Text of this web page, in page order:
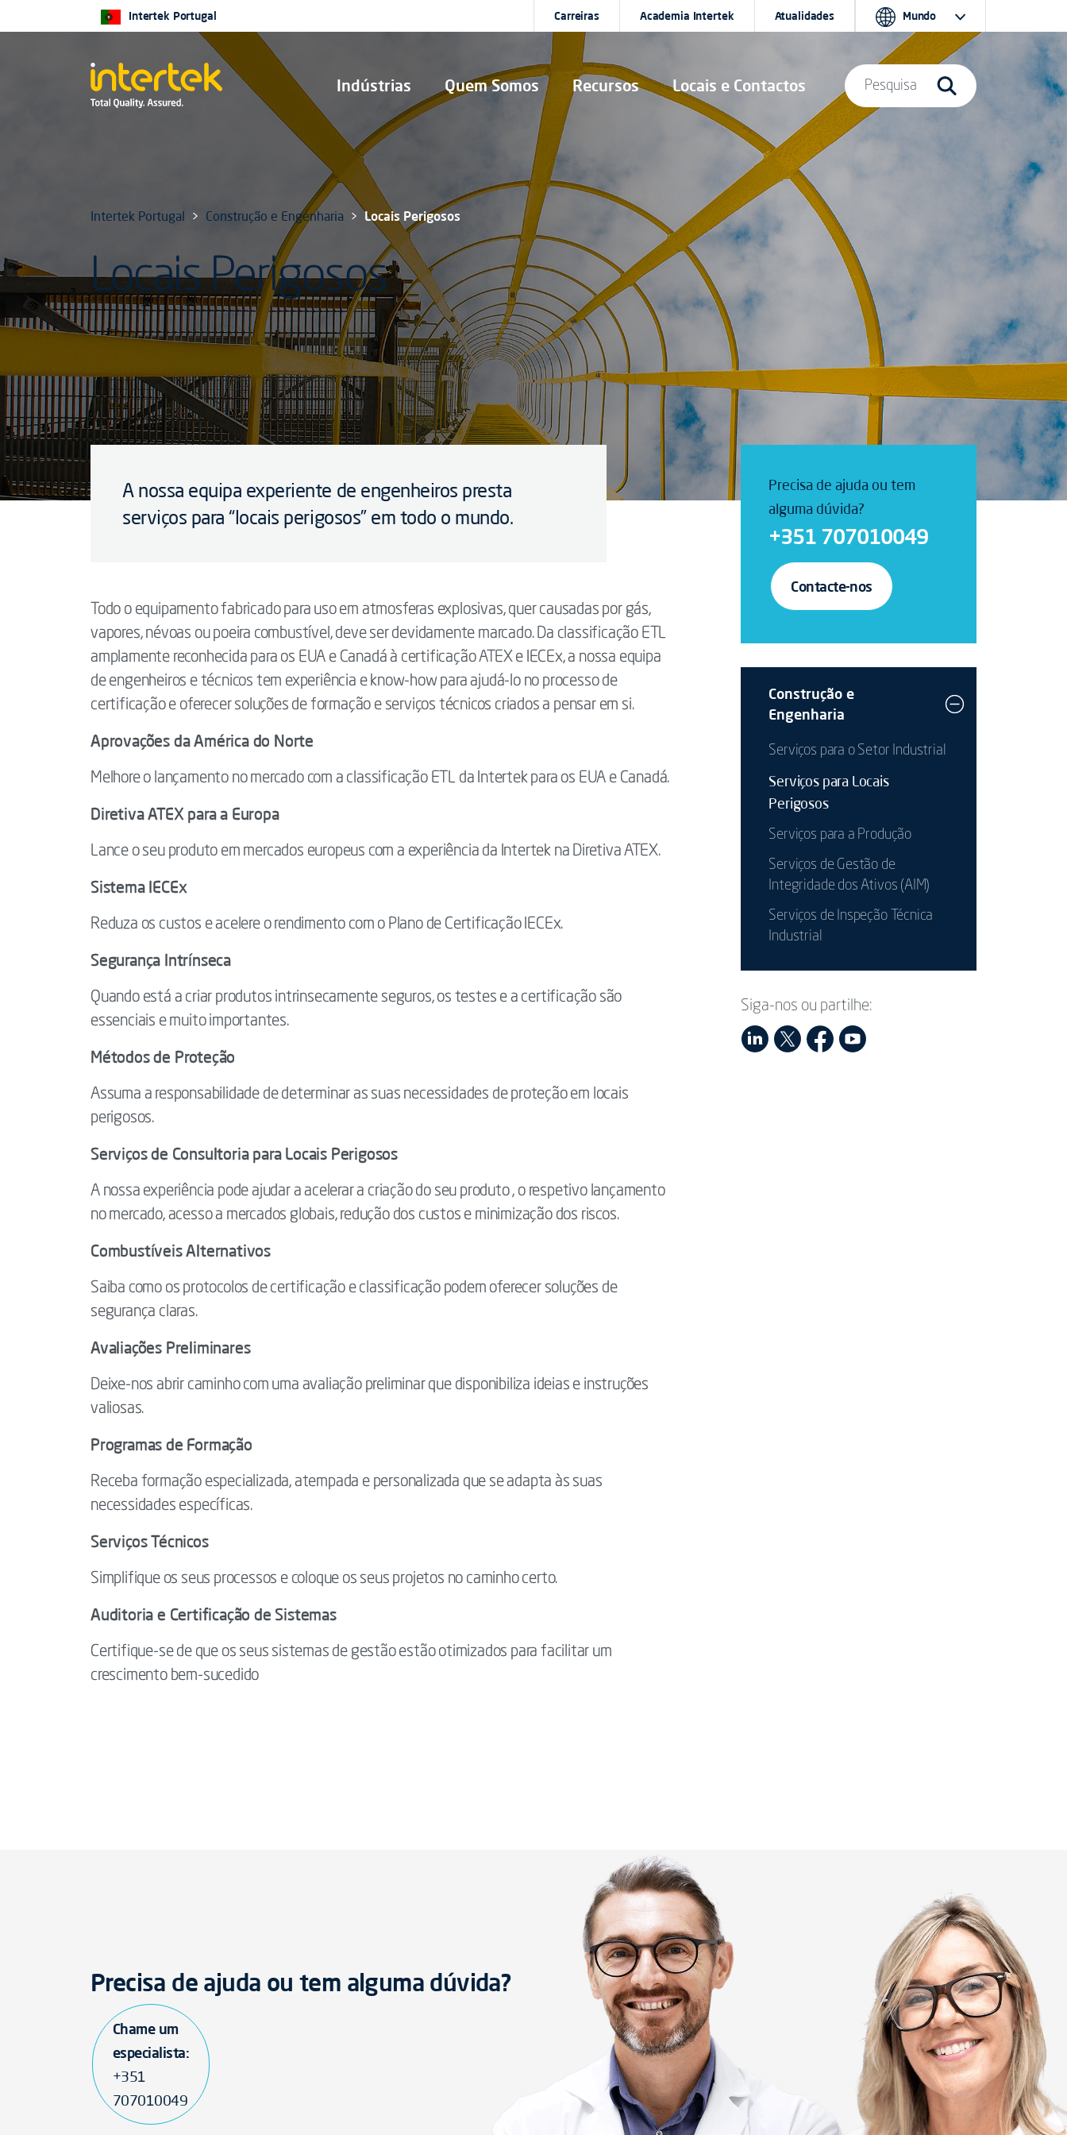
Indústrias Quem Somos Recursos Locais e Contactos
Intertek Portugal Carreiras Academia Intertek Atualidades Mundo
Pesquisa
Intertek Portugal Construção e Engenharia Locais Perigosos
Locais Perigosos
A nossa equipa experiente de engenheiros presta
serviços para “locais perigosos” em todo o mundo.
Todo o equipamento fabricado para uso em atmosferas explosivas, quer causadas por gás,
vapores, névoas ou poeira combustível, deve ser devidamente marcado. Da classificação ETL
amplamente reconhecida para os EUA e Canadá à certificação ATEX e IECEx, a nossa equipa
de engenheiros e técnicos tem experiência e know-how para ajudá-lo no processo de
certificação e oferecer soluções de formação e serviços técnicos criados a pensar em si.
Aprovações da América do Norte
Melhore o lançamento no mercado com a classificação ETL da Intertek para os EUA e Canadá.
Diretiva ATEX para a Europa
Lance o seu produto em mercados europeus com a experiência da Intertek na Diretiva ATEX.
Sistema IECEx
Reduza os custos e acelere o rendimento com o Plano de Certificação IECEx.
Segurança Intrínseca
Quando está a criar produtos intrinsecamente seguros, os testes e a certificação são
essenciais e muito importantes.
Métodos de Proteção
Assuma a responsabilidade de determinar as suas necessidades de proteção em locais
perigosos.
Serviços de Consultoria para Locais Perigosos
A nossa experiência pode ajudar a acelerar a criação do seu produto , o respetivo lançamento
no mercado, acesso a mercados globais, redução dos custos e minimização dos riscos.
Combustíveis Alternativos
Saiba como os protocolos de certificação e classificação podem oferecer soluções de
segurança claras.
Avaliações Preliminares
Deixe-nos abrir caminho com uma avaliação preliminar que disponibiliza ideias e instruções
valiosas.
Programas de Formação
Receba formação especializada, atempada e personalizada que se adapta às suas
necessidades específicas.
Serviços Técnicos
Simplifique os seus processos e coloque os seus projetos no caminho certo.
Auditoria e Certificação de Sistemas
Certifique-se de que os seus sistemas de gestão estão otimizados para facilitar um
crescimento bem-sucedido
Precisa de ajuda ou tem
alguma dúvida?
+351 707010049
Contacte-nos
Construção e
Engenharia
Serviços para o Setor Industrial
Serviços para Locais
Perigosos
Serviços para a Produção
Serviços de Gestão de
Integridade dos Ativos (AIM)
Serviços de Inspeção Técnica
Industrial
Siga-nos ou partilhe:
Precisa de ajuda ou tem alguma dúvida?
Chame um
especialista:
+351
707010049